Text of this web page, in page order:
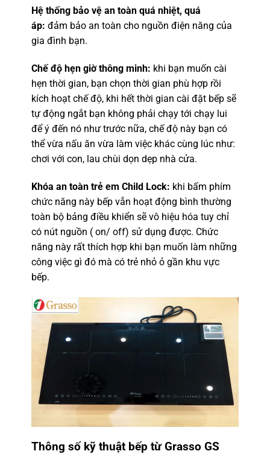
Hệ thống bảo vệ an toàn quá nhiệt, quá
áp: đảm bảo an toàn cho nguồn điện năng của
gia đình bạn.
Chế độ hẹn giờ thông minh: khi bạn muốn cài
hẹn thời gian, bạn chọn thời gian phù hợp rồi
kích hoạt chế độ, khi hết thời gian cài đặt bếp sẽ
tự động ngắt bạn không phải chạy tới chạy lui
để ý đến nó như trước nữa, chế độ này bạn có
thể vừa nấu ăn vừa làm việc khác cùng lúc như:
chơi với con, lau chùi dọn dẹp nhà cửa.
Khóa an toàn trẻ em Child Lock: khi bấm phím
chức năng này bếp vẫn hoạt động bình thường
toàn bộ bảng điều khiển sẽ vô hiệu hóa tuy chỉ
có nút nguồn ( on/ off) sử dụng được. Chức
năng này rất thích hợp khi bạn muốn làm những
công việc gì đó mà có trẻ nhỏ ỏ gần khu vực
bếp.
Thông số kỹ thuật bếp từ Grasso GS